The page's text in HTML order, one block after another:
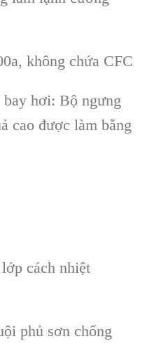
không chứa CFC
bay hơi: Bộ ngưng
cao được làm bằng
cách nhiệt
ội phủ sơn chống